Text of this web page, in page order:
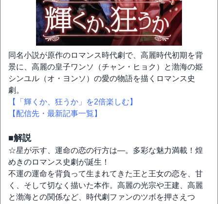
同名小説が原作のロマンス時代劇で、高麗時代初期を背
景に、高麗の皇子ワンソ（チャン・ヒョク）と渤海の姫
シンユル（オ・ヨンソ）の愛の物語を描くロマンス史
劇。
【「輝くか、狂うか」を2倍楽しむ】
【配信先・最新記事一覧】
■解説
☆星が示す、運命の恋の行方は―。多彩な魅力満載！煌
めきのロマンス史劇が誕生！
不運の運命を背負って生まれてきた王と王女の恋を、甘
く、そして切なく描いた本作。高麗の光宗や王建、高麗
と渤海との関係など、時代劇ファンのツボを押さえつ